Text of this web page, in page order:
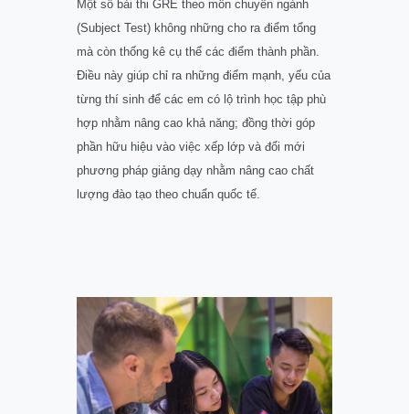
Một số bài thi GRE theo môn chuyên ngành
(Subject Test) không những cho ra điểm tổng
mà còn thống kê cụ thể các điểm thành phần.
Điều này giúp chỉ ra những điểm mạnh, yếu của
từng thí sinh để các em có lộ trình học tập phù
hợp nhằm nâng cao khả năng; đồng thời góp
phần hữu hiệu vào việc xếp lớp và đổi mới
phương pháp giảng dạy nhằm nâng cao chất
lượng đào tạo theo chuẩn quốc tế.